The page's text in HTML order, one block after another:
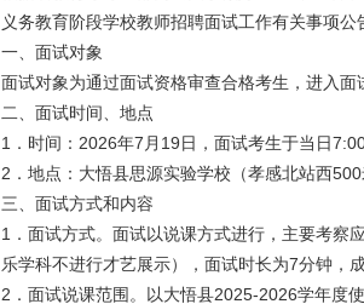
义务教育阶段学校教师招聘面试工作有关事项公
一、面试对象
面试对象为通过面试资格审查合格考生，进入
二、面试时间、地点
1．时间：2026年7月19日，面试考生于当日
2．地点：大悟县思源实验学校（孝感北站西500
三、面试方式和内容
1．面试方式。面试以说课方式进行，主要考察
乐学科不进行才艺展示），面试时长为7分钟，
2．面试说课范围。以大悟县2025-2026学年度